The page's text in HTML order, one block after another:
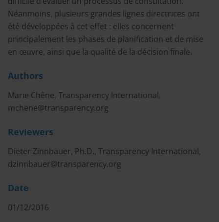
Néanmoins, plusieurs grandes lignes directrices ont
été développées à cet effet : elles concernent
principalement les phases de planification et de mise
en œuvre, ainsi que la qualité de la décision finale.
Authors
Marie Chêne, Transparency International,
mchene@transparency.org
Reviewers
Dieter Zinnbauer, Ph.D., Transparency International,
dzinnbauer@transparency.org
Date
01/12/2016